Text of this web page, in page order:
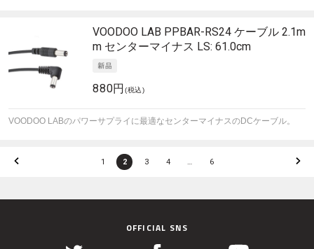
VOODOO LAB PPBAR-RS24 ケーブル 2.1m
m センターマイナス LS: 61.0cm
880円(税込)
VOODOO LABのパワーサプライに最適なセンターマイナスのDCケーブル。
1 2 3 4 … 6
OFFICIAL SNS